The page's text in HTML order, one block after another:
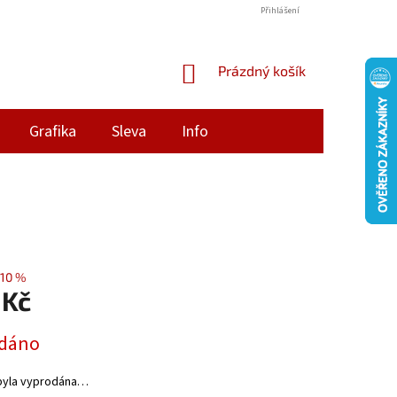
Přihlášení
NÁKUPNÍ
Prázdný košík
Grafika Sleva Info
%
vyprodána…